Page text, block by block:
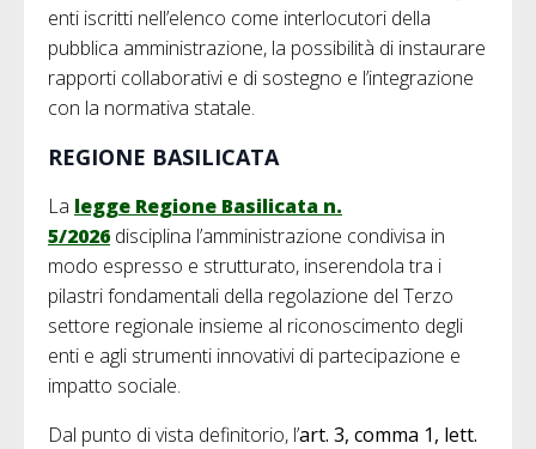
enti iscritti nell’elenco come interlocutori della
pubblica amministrazione, la possibilità di instaurare
rapporti collaborativi e di sostegno e l’integrazione
con la normativa statale.
REGIONE BASILICATA
La legge Regione Basilicata n.
5/2026 disciplina l’amministrazione condivisa in
modo espresso e strutturato, inserendola tra i
pilastri fondamentali della regolazione del Terzo
settore regionale insieme al riconoscimento degli
enti e agli strumenti innovativi di partecipazione e
impatto sociale.
Dal punto di vista definitorio, l’art. 3, comma 1, lett.